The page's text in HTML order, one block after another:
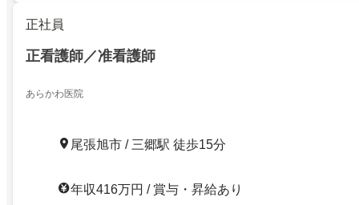
正社員
正看護師／准看護師
あらかわ医院
尾張旭市 / 三郷駅 徒歩15分
年収416万円 / 賞与・昇給あり